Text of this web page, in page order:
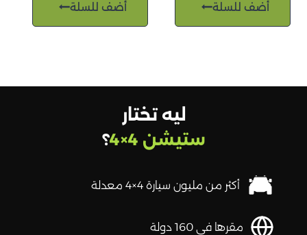
أضف للسلة أضف للسلة
ليه تختار
ستيشن 4×4
؟
أكثر من مليون سيارة 4×4 معدلة
مقرها في 160 دولة